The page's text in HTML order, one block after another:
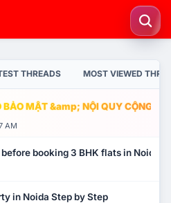
THREADS MOST VIEWED
BẢO MẬT &amp; NỘI QUY CỘNG
AM
booking 3 BHK flats in Noida?
in Noida Step by Step